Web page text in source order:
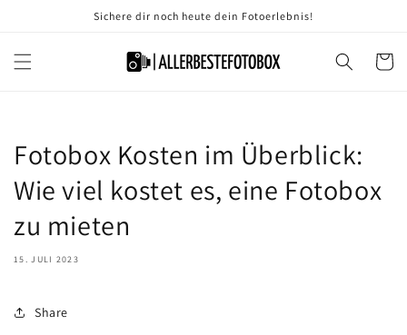
Sichere dir noch heute dein Fotoerlebnis!
Fotobox Kosten im Überblick:
Wie viel kostet es, eine Fotobox
zu mieten
15. JULI 2023
Share